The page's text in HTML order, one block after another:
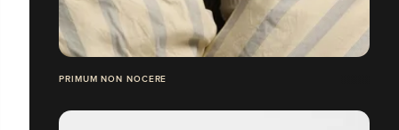
PRIMUM NON NOCERE